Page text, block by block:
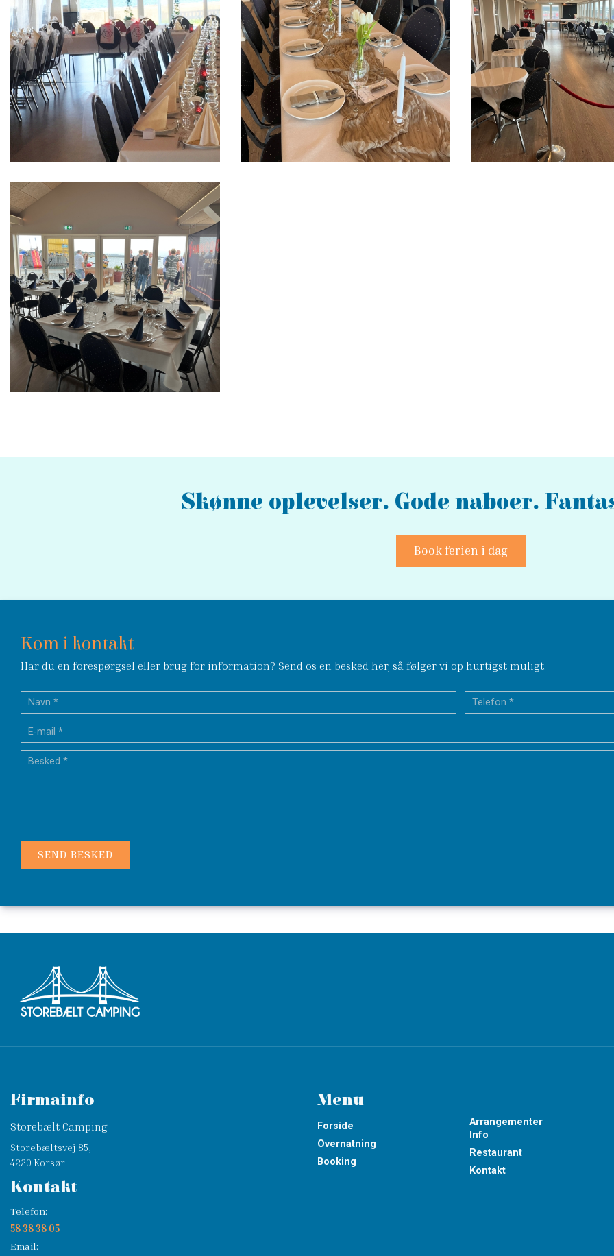
Skønne oplevelser. Gode naboer.
Book ferien i dag
Kom i kontakt
Har du en forespørgsel eller brug for information? Send os en besked her, så følger vi op hurtigst muligt.
Firmainfo
Storebælt Camping
Storebæltsvej 85,
4220 Korsør
Kontakt
Telefon:
58 38 38 05
Email:
Menu
Forside
Overnatning
Booking
Arrangementer
Info
Restaurant
Kontakt